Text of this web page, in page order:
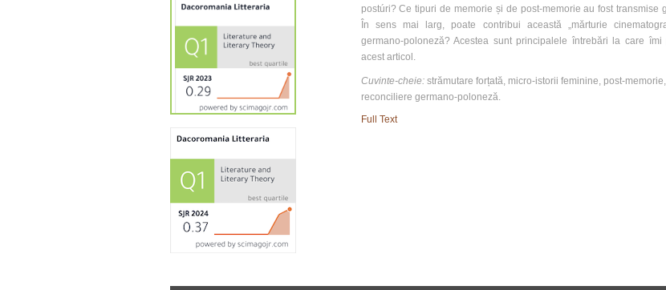
postúri? Ce tipuri de memorie și de post-memorie au fost transmise
În sens mai larg, poate contribui această „mărturie
germano-poloneză? Acestea sunt principalele întrebări la care
acest articol.
Cuvinte-cheie:strămutare forțată, micro-istorii feminine, post-
reconciliere germano-poloneză.
Full Text